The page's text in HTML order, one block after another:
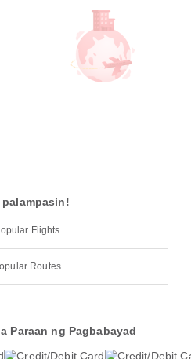
palampasin!
Flights
Routes
Paraan ng Pagbabayad